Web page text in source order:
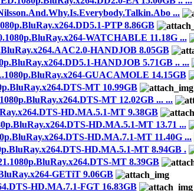
...
PTP 8.86GB
WATCHABLE 11.18G ...
HANDJOB 8.05GB
HANDJOB 5.71GB .. ...
GUACAMOLE 14.15GB
MT 10.99GB
MT 12.02GB ... ...
HD.MA.5.1-MT 9.38GB
HD.MA.5.1-MT 13.71 ...
HD.MA.7.1-MT 11.40G ...
HD.MA.5.1-MT 8.94GB .
MT 8.39GB
GETiT 9.06GB
HD.MA.7.1-FGT 16.83GB